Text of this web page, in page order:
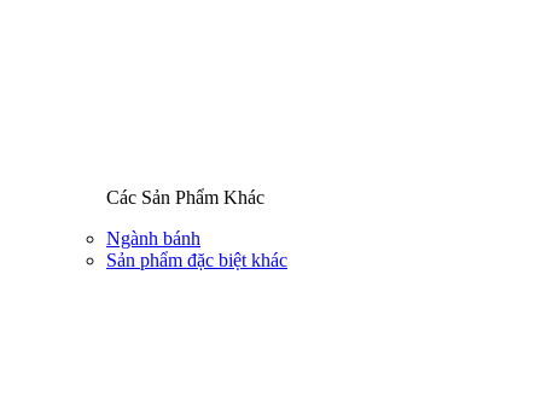
Các Sản Phẩm Khác
Ngành bánh
Sản phẩm đặc biệt khác